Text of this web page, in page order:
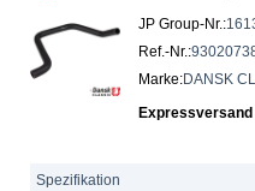
JP Group-Nr.:
Ref.-Nr.:
Marke:DANSK
Expressversand
Spezifikation